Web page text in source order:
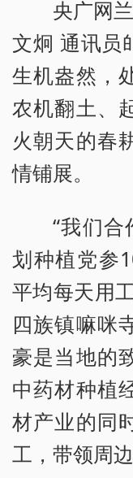
央广网
文炯 通讯员
生机盎然，
农机翻土、
火朝天的春
情铺展。
“我们
划种植党参
平均每天用
四族镇嘛咪
豪是当地的
中药材种植
材产业的同
工，带领周